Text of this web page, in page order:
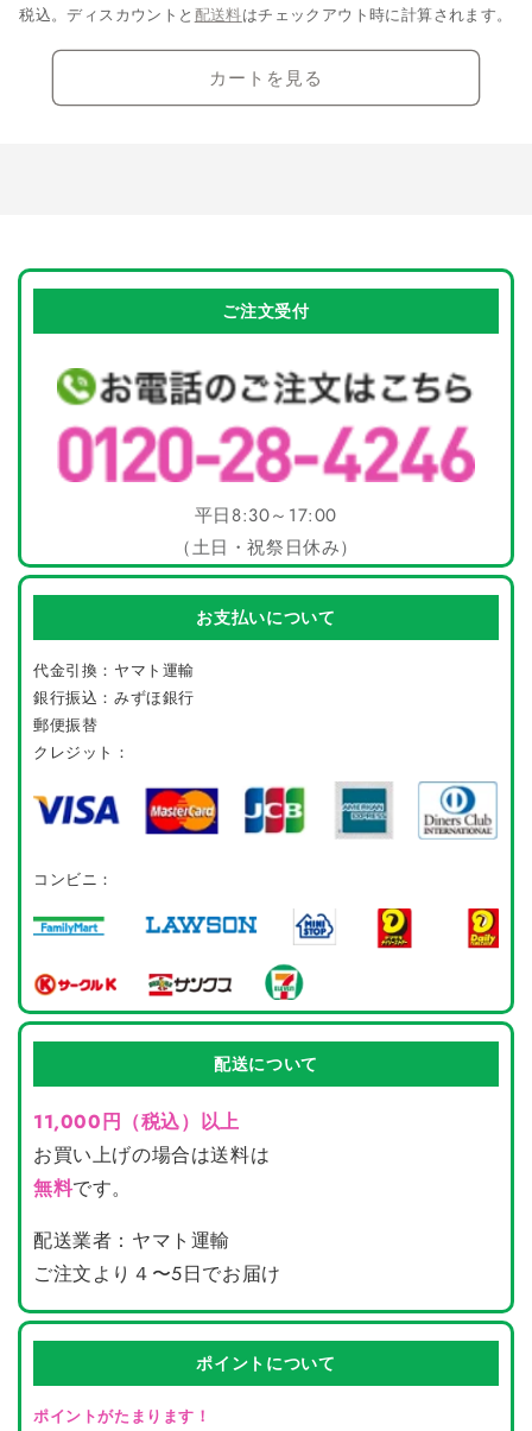
減
す
増
税込。ディスカウントと 配送料はチェックアウト時に計算されます。
カートを見る
ご注文受付
平日8:30～17:00
（土日・祝祭日休み）
お支払いについて
代金引換：ヤマト運輸
銀行振込：みずほ銀行
郵便振替
クレジット：
コンビニ：
配送について
11,000円（税込）以上
お買い上げの場合は送料は
無料です。
配送業者：ヤマト運輸
ご注文より４〜5日でお届け
ポイントについて
ポイントがたまります！